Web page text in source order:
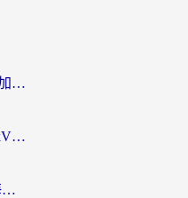
美国看世界杯总卡？这篇回国加速器指南帮你无缝刷国内资源（附苹果手机VPN设置步骤）
穿梭VPN好用吗？和FlashBackVPN对比哪个回国效果更好？
Quickback和小黑牛哪个好？海外党亲测指南，选对回国加速器秒回国内